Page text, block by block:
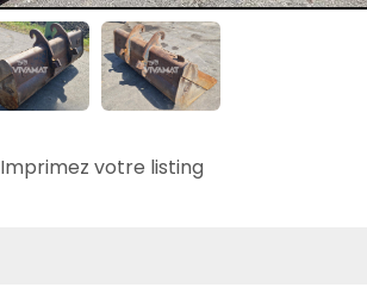
Imprimez votre listing